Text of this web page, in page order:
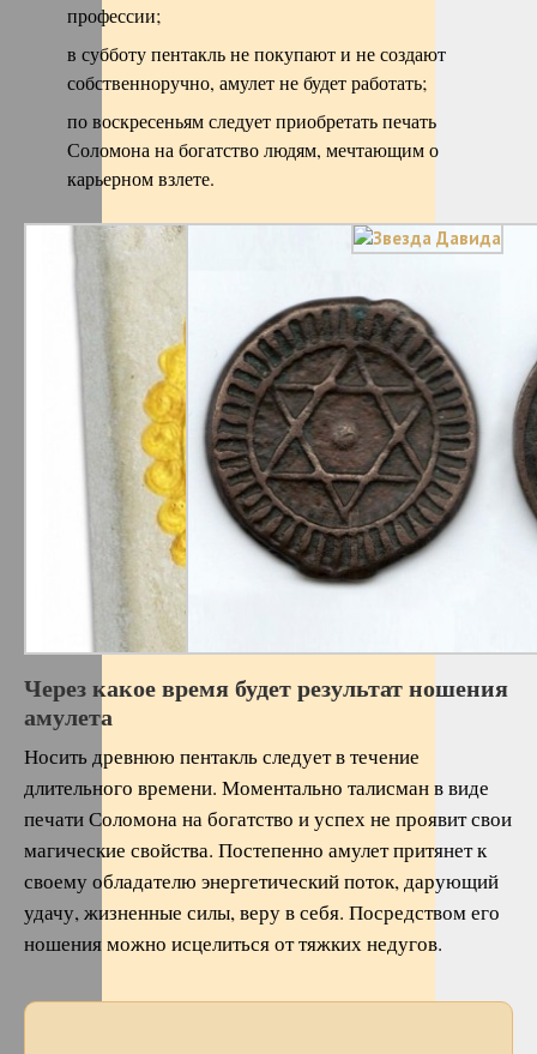
профессии;
в субботу пентакль не покупают и не создают
собственноручно, амулет не будет работать;
по воскресеньям следует приобретать печать
Соломона на богатство людям, мечтающим о
карьерном взлете.
Через какое время будет результат ношения
амулета
Носить древнюю пентакль следует в течение
длительного времени. Моментально талисман в виде
печати Соломона на богатство и успех не проявит свои
магические свойства. Постепенно амулет притянет к
своему обладателю энергетический поток, дарующий
удачу, жизненные силы, веру в себя. Посредством его
ношения можно исцелиться от тяжких недугов.